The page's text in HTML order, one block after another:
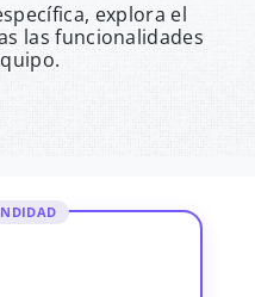
explora el
las funcionalidades